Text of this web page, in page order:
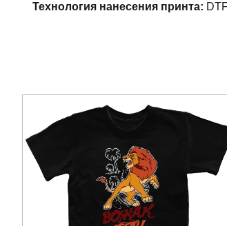
Технология нанесения принта: